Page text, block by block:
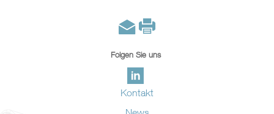
Folgen Sie uns
Kontakt